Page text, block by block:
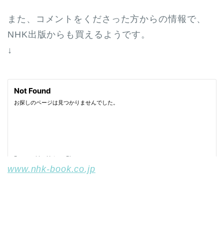
また、コメントをくださった方からの情報で、
NHK出版からも買えるようです。
↓
www.nhk-book.co.jp